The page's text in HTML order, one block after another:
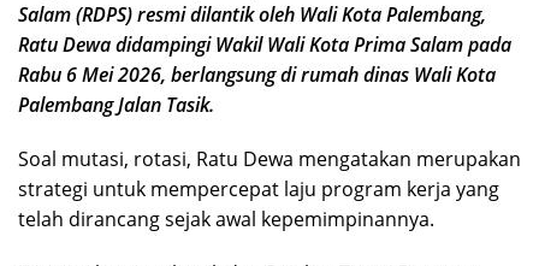
Salam (RDPS) resmi dilantik oleh Wali Kota Palembang,
Ratu Dewa didampingi Wakil Wali Kota Prima Salam pada
Rabu 6 Mei 2026, berlangsung di rumah dinas Wali Kota
Palembang Jalan Tasik.
Soal mutasi, rotasi, Ratu Dewa mengatakan merupakan
strategi untuk mempercepat laju program kerja yang
telah dirancang sejak awal kepemimpinannya.